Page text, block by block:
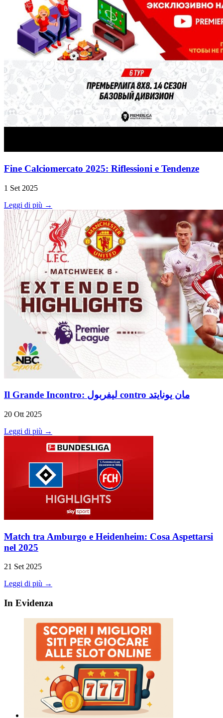
Fine Calciomercato 2025: Riflessioni e Tendenze
1 Set 2025
Leggi di più →
Il Grande Incontro: ليفربول contro مان يونايتد
20 Ott 2025
Leggi di più →
Match tra Amburgo e Heidenheim: Cosa Aspettarsi
nel 2025
21 Set 2025
Leggi di più →
In Evidenza